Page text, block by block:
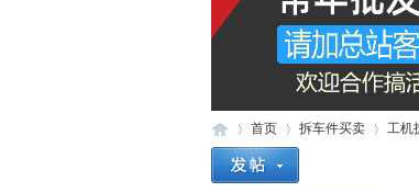
首页 拆车件买卖 工机